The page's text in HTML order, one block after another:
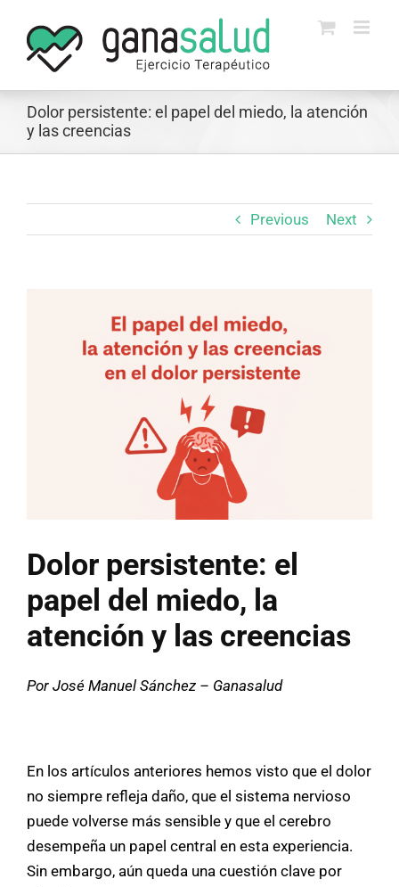
content
Dolor persistente: el papel del miedo, la atención
y las creencias
Previous Next
Dolor persistente: el
papel del miedo, la
atención y las creencias
Por José Manuel Sánchez – Ganasalud
En los artículos anteriores hemos visto que el dolor
no siempre refleja daño, que el sistema nervioso
puede volverse más sensible y que el cerebro
desempeña un papel central en esta experiencia.
Sin embargo, aún queda una cuestión clave por